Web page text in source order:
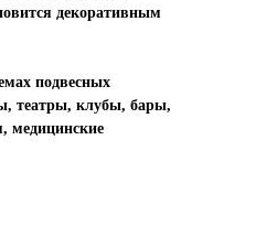
декоративным
подвесных
театры, клубы, бары,
медицинские